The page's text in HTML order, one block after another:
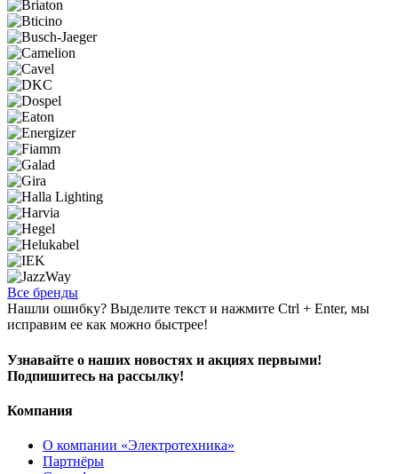
Все бренды
Нашли ошибку? Выделите текст и нажмите Ctrl + Enter, мы
исправим ее как можно быстрее!
Узнавайте о наших новостях и акциях первыми!
Подпишитесь на рассылку!
Компания
О компании «Электротехника»
Партнёры